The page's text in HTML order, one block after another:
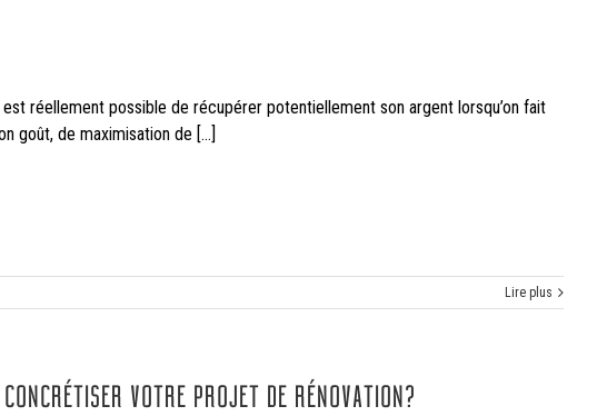
réellement possible de récupérer potentiellement son argent lorsqu’on fait
goût, de maximisation de [...]
Lire plus
VOTRE PROJET DE RÉNOVATION?